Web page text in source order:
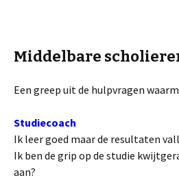
Middelbare
Een greep uit de hulpvragen
Studiecoach
Ik leer goed maar de resultaten
Ik ben de grip op de studie
aan?